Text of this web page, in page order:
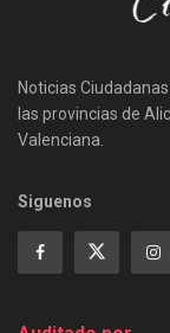
Noticias
las provincias de
Valenciana.
Siguenos